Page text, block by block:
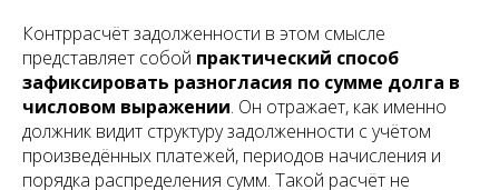
Контррасчёт задолженности в этом смысле
представляет собой практический способ
зафиксировать разногласия по сумме долга в
числовом выражении. Он отражает, как именно
должник видит структуру задолженности с учётом
произведённых платежей, периодов начисления и
порядка распределения сумм. Такой расчёт не